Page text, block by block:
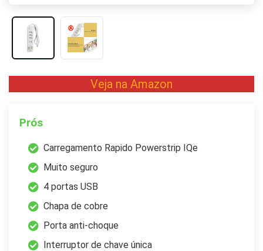
Veja na Amazon
Prós
Carregamento Rapido Powerstrip IQe
Muito seguro
4 portas USB
Chapa de cobre
Porta anti-choque
Interruptor de chave única